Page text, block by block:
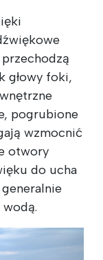
głowy foki,
pogrubione
wzmocnić
otwory
do ucha